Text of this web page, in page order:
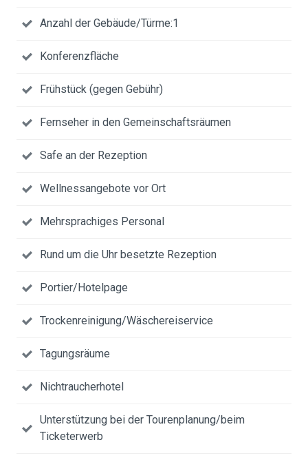
Anzahl der Gebäude/Türme:1
Konferenzfläche
Frühstück (gegen Gebühr)
Fernseher in den Gemeinschaftsräumen
Safe an der Rezeption
Wellnessangebote vor Ort
Mehrsprachiges Personal
Rund um die Uhr besetzte Rezeption
Portier/Hotelpage
Trockenreinigung/Wäschereiservice
Tagungsräume
Nichtraucherhotel
Unterstützung bei der Tourenplanung/beim
Ticketerwerb